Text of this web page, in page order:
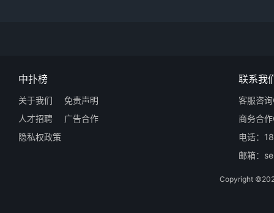
中扑榜
关于我们
免责声明
人才招聘
广告合作
隐私权政策
联系我
客服咨
商务合
电话：
邮箱：
Copyright